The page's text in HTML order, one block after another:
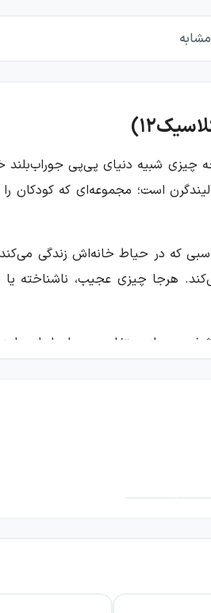
چیزی شبیه دنیای پی‌پی
آسترید لیندگرن است؛ مجموعه‌ای که
که در حیاط خانه‌اش زندگی می‌کند.
هرجا چیزی عجیب، ناشناخته
متفاوت و ماجراهای
خوانندگان، ماجراهای این
باعث می‌شود هر برخورد
می‌شوند.
متفاوت‌بودن الزاماً مانعی